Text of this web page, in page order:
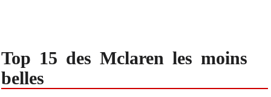
Top 15 des Mclaren les moins
belles